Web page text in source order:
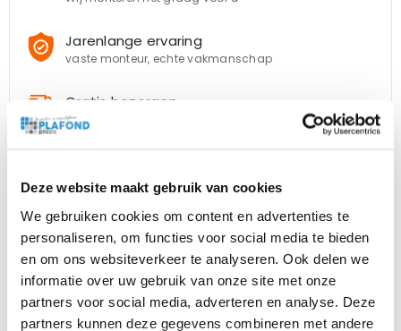
Deze website maakt gebruik van cookies
We gebruiken cookies om content en advertenties te
personaliseren, om functies voor social media te bieden
en om ons websiteverkeer te analyseren. Ook delen we
informatie over uw gebruik van onze site met onze
partners voor social media, adverteren en analyse. Deze
partners kunnen deze gegevens combineren met andere
Jarenlange ervaring
vaste monteur, echte vakmanschap
Gratis bezorgen
vanaf € 999,- Excl. BTW
Telefonisch , per e-mailof via whatsapp